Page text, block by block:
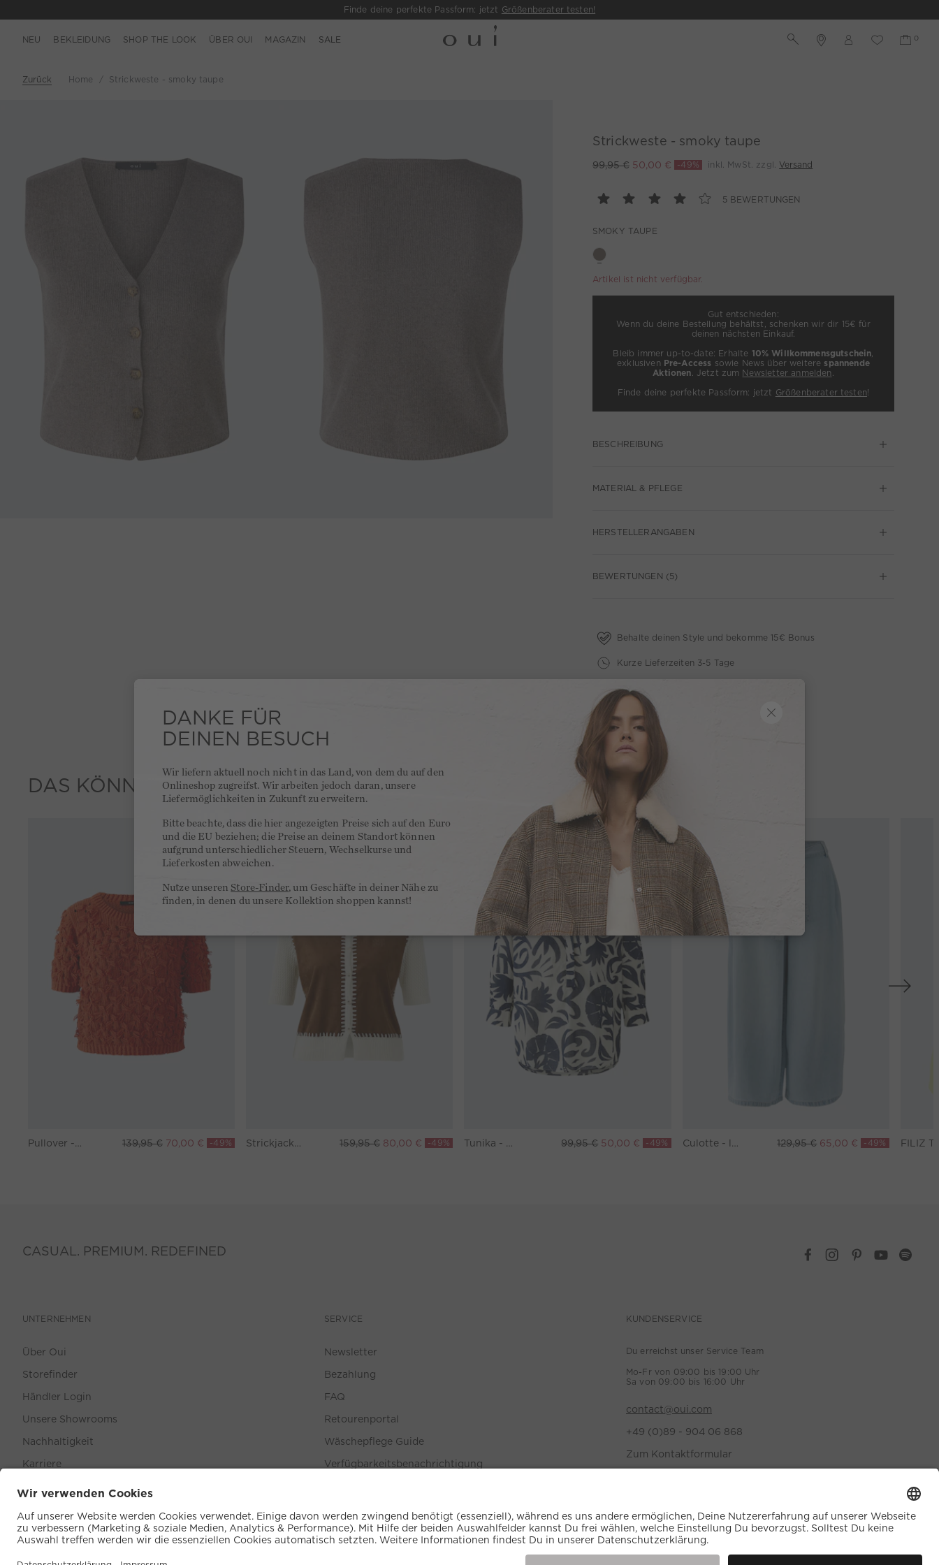
Finde deine perfekte Passform: jetzt Größenberater testen!
NEU BEKLEIDUNG SHOP THE LOOK ÜBER OUI MAGAZIN SALE
Zurück Home Strickweste - smoky taupe
Strickweste - smoky taupe
99,95 € 50,00 € -49% inkl. MwSt. zzgl. Versand
5 BEWERTUNGEN
SMOKY TAUPE
Artikel ist nicht verfügbar.
Gut entschieden:
Wenn du deine Bestellung behältst, schenken wir dir 15€ für
deinen nächsten Einkauf.
Bleib immer up-to-date: Erhalte 10% Willkommensgutschein,
exklusiven Pre-Access sowie News über weitere spannende
Aktionen. Jetzt zum Newsletter anmelden .
Finde deine perfekte Passform: jetzt Größenberater testen!
BESCHREIBUNG
MATERIAL & PFLEGE
HERSTELLERANGABEN
BEWERTUNGEN (5)
Behalte deinen Style und bekomme 15€ Bonus
Kurze Lieferzeiten 3-5 Tage
Ab 300€ versandkostenfrei
14 Tage Rückgaberecht
DAS KÖNNTE DIR GEFALLEN
139,95 € 70,00 € -49% 159,95 € 80,00 € -49% 99,95 € 50,00 € -49% 129,95 € 65,00 € -49%
CASUAL. PREMIUM. REDEFINED
UNTERNEHMEN
Über Oui
Storefinder
Händler Login
Unsere Showrooms
Nachhaltigkeit
Karriere
SERVICE
Newsletter
Bezahlung
FAQ
Retourenportal
Wäschepflege Guide
Verfügbarkeitsbenachrichtigung
KUNDENSERVICE
Du erreichst unser Service Team
Mo-Fr von 09:00 bis 19:00 Uhr
Sa von 09:00 bis 16:00 Uhr
contact@oui.com
+49 (0)89 - 904 06 868
Zum Kontaktformular
DANKE FÜR
DEINEN BESUCH
Wir liefern aktuell noch nicht in das Land, von dem du auf den
Onlineshop zugreifst. Wir arbeiten jedoch daran, unsere
Liefermöglichkeiten in Zukunft zu erweitern.
Bitte beachte, dass die hier angezeigten Preise sich auf den Euro
und die EU beziehen; die Preise an deinem Standort können
aufgrund unterschiedlicher Steuern, Wechselkurse und
Lieferkosten abweichen.
Nutze unseren Store-Finder, um Geschäfte in deiner Nähe zu
finden, in denen du unsere Kollektion shoppen kannst!